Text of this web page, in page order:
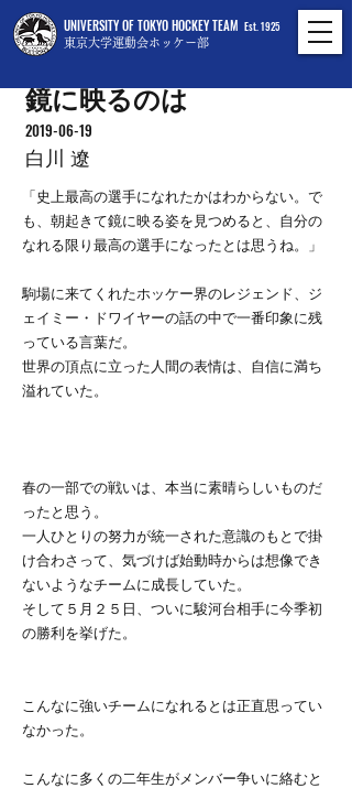
UNIVERSITY OF TOKYO HOCKEY TEAM
東京大学運動会ホッケー部
Est. 1925
鏡に映るのは
2019-06-19
白川 遼
「史上最高の選手になれたかはわからない。で
も、朝起きて鏡に映る姿を見つめると、自分の
なれる限り最高の選手になったとは思うね。」
駒場に来てくれたホッケー界のレジェンド、ジ
ェイミー・ドワイヤーの話の中で一番印象に残
っている言葉だ。
世界の頂点に立った人間の表情は、自信に満ち
溢れていた。
春の一部での戦いは、本当に素晴らしいものだ
ったと思う。
一人ひとりの努力が統一された意識のもとで掛
け合わさって、気づけば始動時からは想像でき
ないようなチームに成長していた。
そして５月２５日、ついに駿河台相手に今季初
の勝利を挙げた。
こんなに強いチームになれるとは正直思ってい
なかった。
こんなに多くの二年生がメンバー争いに絡むと